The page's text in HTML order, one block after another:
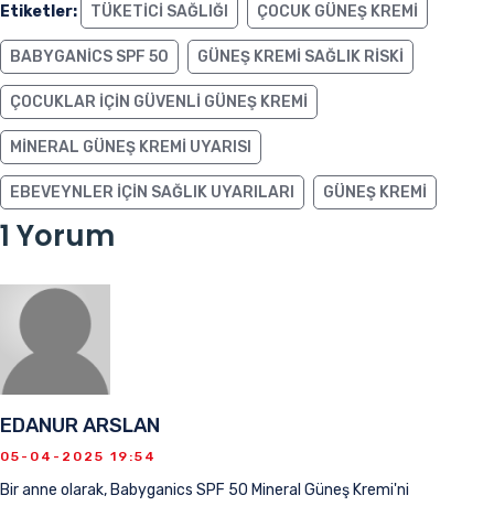
Etiketler: TÜKETICI SAĞLIĞI ÇOCUK GÜNEŞ KREMI
BABYGANICS SPF 50 GÜNEŞ KREMI SAĞLIK RISKI
ÇOCUKLAR IÇIN GÜVENLI GÜNEŞ KREMI
MINERAL GÜNEŞ KREMI UYARISI
EBEVEYNLER IÇIN SAĞLIK UYARILARI GÜNEŞ KREMI
1 Yorum
EDANUR ARSLAN
05-04-2025 19:54
Bir anne olarak, Babyganics SPF 50 Mineral Güneş Kremi'ni